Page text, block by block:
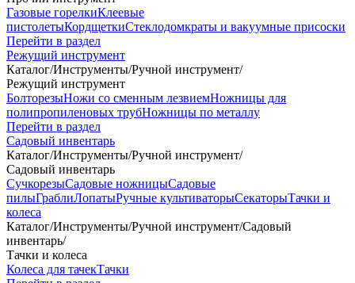
Газовые горелкиКлеевые
пистолетыКордщеткиСтеклодомкраты и вакуумные присоски
Перейти в раздел
Режущий инструмент
Каталог/Инструменты/Ручной инструмент/
Режущий инструмент
БолторезыНожи со сменным лезвиемНожницы для
полипропиленовых трубНожницы по металлу
Перейти в раздел
Садовый инвентарь
Каталог/Инструменты/Ручной инструмент/
Садовый инвентарь
СучкорезыСадовые ножницыСадовые
пилыГраблиЛопатыРучные культиваторыСекаторыТачки и
колеса
Каталог/Инструменты/Ручной инструмент/Садовый
инвентарь/
Тачки и колеса
Колеса для тачекТачки